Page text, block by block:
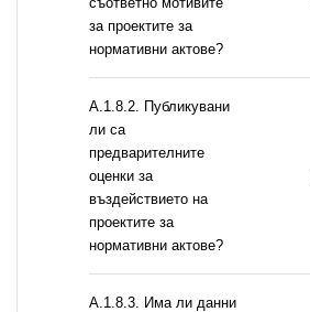
за проектите за
нормативни актове?
А.1.8.2. Публикувани
ли са
предварителните
оценки за
въздействието на
проектите за
нормативни актове?
A.1.8.3. Има ли данни